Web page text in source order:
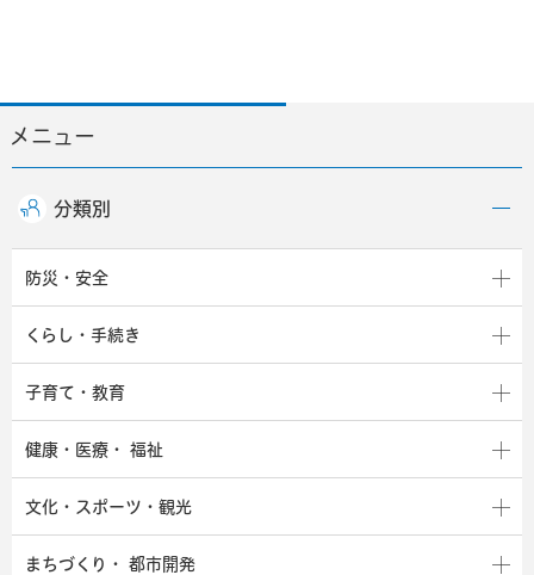
メニュー
分類別
防災・安全
くらし・手続き
子育て・教育
健康・医療・ 福祉
文化・スポーツ・観光
まちづくり・ 都市開発